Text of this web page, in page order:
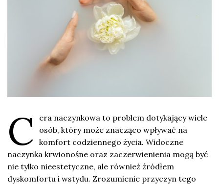
C
era naczynkowa to problem dotykający wiele
osób, który może znacząco wpływać na
komfort codziennego życia. Widoczne
naczynka krwionośne oraz zaczerwienienia mogą być
nie tylko nieestetyczne, ale również źródłem
dyskomfortu i wstydu. Zrozumienie przyczyn tego